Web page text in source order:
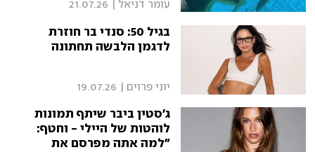
עומר דניאל 21.07.26
בגיל 50: סנדי בר חוזרת
לדגמן הלבשה תחתונה
יוני פרוים 19.07.26
ג'סטין ביבר שיתף תמונות
לוהטות של היילי - וחטף:
"למה אתה מפרסם את